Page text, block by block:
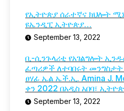
የኢትዮጵያ ሰራተኛና ክህሎት
ዩኤንዲፒ ኢትዮጵያ…
September 13, 2022
ቢ-ሲንጉላሪቲ የአገልግሎት
ፈጣሪዎች ለተባበሩት
ፀሃፊ ኤል ኤች.ኢ. Amina J.
ቀን 2022 በአዲስ አበባ፣
September 13, 2022